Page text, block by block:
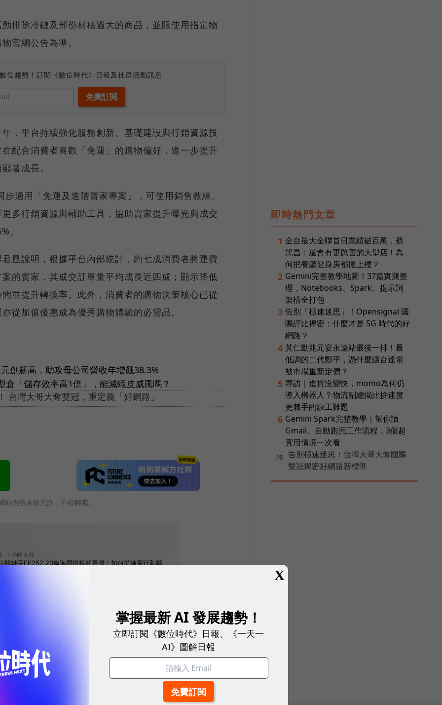
排除冷鏈及部份材積過大的商品，並限使用指定物
官網公告為準。
位趨勢！訂閱《數位時代》日報及社群活動訊息
，平台持續強化服務創新、基礎建設與行銷資源投
配合消費者喜歡「免運」的購物偏好，進一步提升
著成長。
適用「免運及進階賣家專案」，可使用銷售教練、
多行銷資源與輔助工具，協助賣家提升曝光與成交
。
凰說明，根據平台內部統計，約七成消費者將運費
的賣家，其成交訂單量平均成長近四成；顯示降低
並提升轉換率。此外，消費者的購物決策核心已從
從加值優惠成為優秀購物體驗的必需品。
創新高，助攻母公司營收年增飆38.3%
「儲存效率高1倍」，能滅蝦皮威風嗎？
台灣大哥大奪雙冠，重定義「好網路」
站內容未經允許，不得轉載。
即時熱門文章
1 全台最大全聯首日業績破百萬，蔡
篤昌：還會有更厲害的大型店！為
何把餐廳健身房都搬上樓？
2 Gemini完整教學地圖！37篇實測整
理，Notebooks、Spark、提示詞
架構全打包
3 告別「極速迷思」！Opensignal 國
際評比揭密：什麼才是 5G 時代的好
網路？
4 黃仁勳兆元宴永遠站最後一排！最
低調的二代鄭平，憑什麼讓台達電
被市場重新定價？
5 專訪｜進貨沒變快，momo為何仍
導入機器人？物流副總揭比拚速度
更棘手的缺工難題
6 Gemini Spark完整教學｜幫你讀
Gmail、自動跑完工作流程，3個超
實用情境一次看
PR
告別極速迷思！台灣大哥大奪國際
雙冠揭密好網路新標準
X
掌握最新 AI 發展趨勢！
立即訂閱《數位時代》日報、《一天一
AI》圖解日報